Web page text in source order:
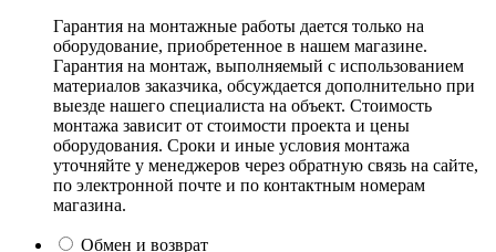
Гарантия на монтажные работы дается только на
оборудование, приобретенное в нашем магазине.
Гарантия на монтаж, выполняемый с использованием
материалов заказчика, обсуждается дополнительно при
выезде нашего специалиста на объект. Стоимость
монтажа зависит от стоимости проекта и цены
оборудования. Сроки и иные условия монтажа
уточняйте у менеджеров через обратную связь на сайте,
по электронной почте и по контактным номерам
магазина.
Обмен и возврат